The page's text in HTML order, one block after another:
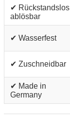
✔ Rückstandslos
ablösbar
✔ Wasserfest
✔ Zuschneidbar
✔ Made in
Germany